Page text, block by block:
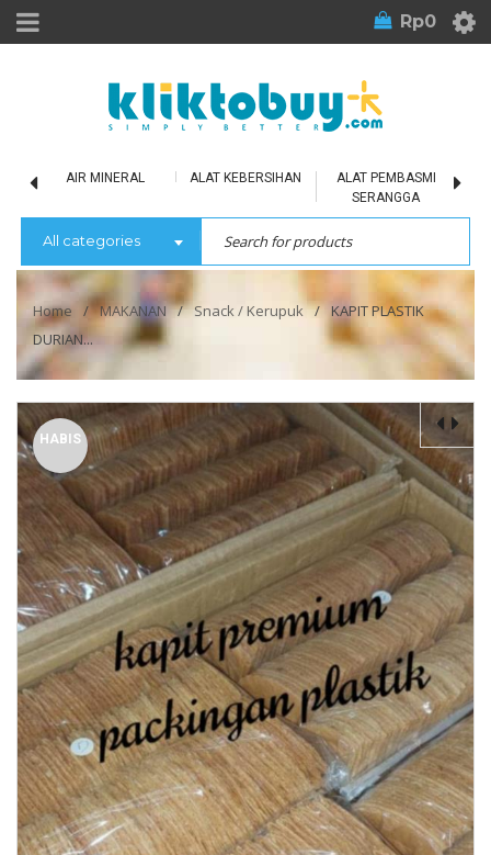
Rp0
AIR MINERAL ALAT KEBERSIHAN
ALAT PEMBASMI
SERANGGA
All categories
Home / MAKANAN / Snack / Kerupuk /
KAPIT PLASTIK
DURIAN...
HABIS